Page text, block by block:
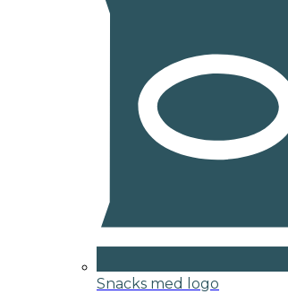
Snacks med logo